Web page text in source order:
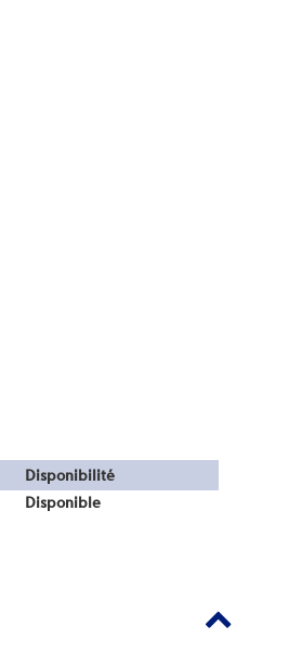
Disponibilité
Disponible